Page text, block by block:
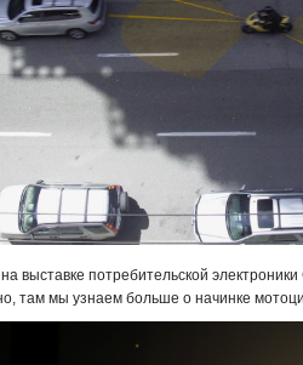
выставке потребительской
там мы узнаем больше о начинке